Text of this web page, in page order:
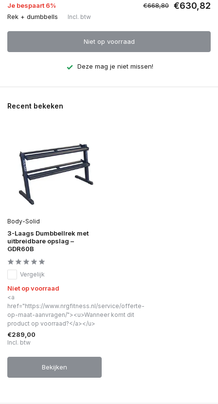
Je bespaart 6% €668,80 €630,82
Rek + dumbbells Incl. btw
Niet op voorraad
Deze mag je niet missen!
Recent bekeken
Body-Solid
3-Laags Dumbbellrek met
uitbreidbare opslag –
GDR60B
Vergelijk
Niet op voorraad
<a
href="https://www.nrgfitness.nl/service/offerte-
op-maat-aanvragen/"><u>Wanneer komt dit
product op voorraad?</a></u>
€289,00
Incl. btw
Bekijken